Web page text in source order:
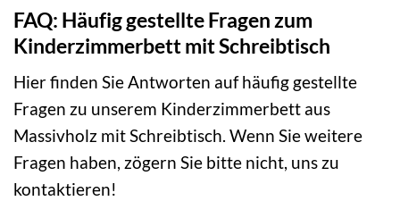
FAQ: Häufig gestellte Fragen zum
Kinderzimmerbett mit Schreibtisch
Hier finden Sie Antworten auf häufig gestellte
Fragen zu unserem Kinderzimmerbett aus
Massivholz mit Schreibtisch. Wenn Sie weitere
Fragen haben, zögern Sie bitte nicht, uns zu
kontaktieren!